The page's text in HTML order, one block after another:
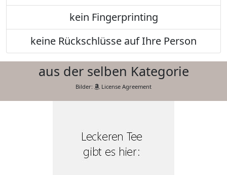
kein Fingerprinting
keine Rückschlüsse auf Ihre Person
aus der selben Kategorie
Bilder: License Agreement